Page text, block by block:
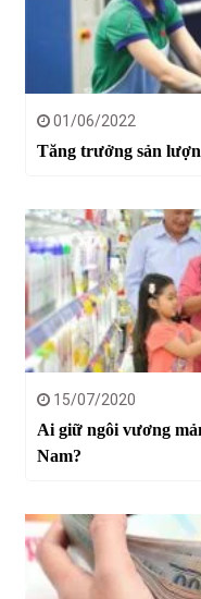
01/06/2022
Tăng trưởng sản
15/07/2020
Ai giữ ngôi vương
Nam?